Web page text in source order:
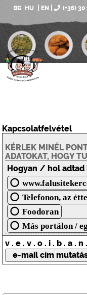
HU EN (+36) 30
Kapcsolatfelvétel
KÉRLEK MINÉL
ADATOKAT, HOGY
Hogyan / hol adtad
Telefonon, az
Foodoran
Más portálon /
v . e . v . o . i . b . a . n